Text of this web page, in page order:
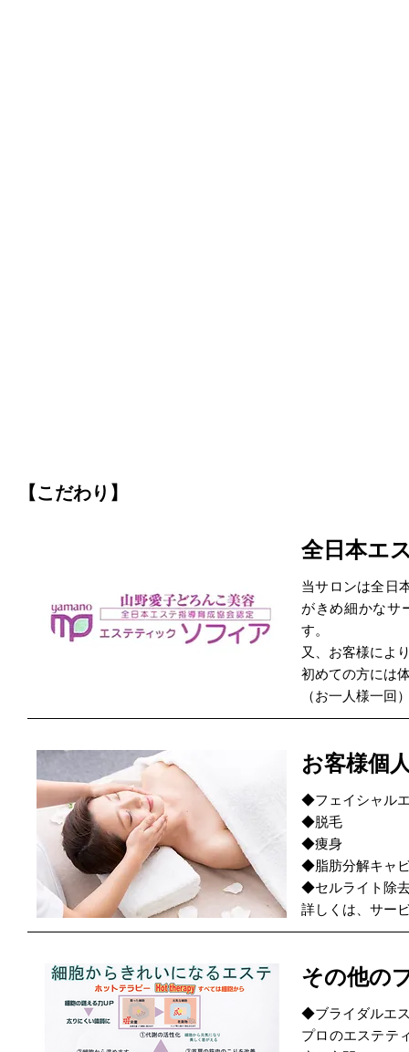
【こだわり】
全日本エ
当サロンは全日
がきめ細かなサ
す。
又、お客様によ
初めての方には
（お一人様一回
お客様個
◆フェイシャル
◆脱毛
◆痩身
◆脂肪分解キャ
◆セルライト除
詳しくは、サー
その他の
◆ブライダルエ
プロのエステテ